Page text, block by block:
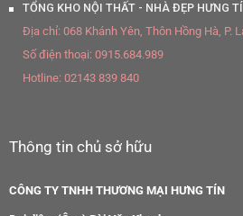
TỔNG KHO NỘI THẤT - NHÀ ĐẸP HƯNG
Địa chỉ: 068 Khánh Yên, Thôn Hồng Hà, P.
Số điện thoại: 0915.684.989
Hotline: 02143 839 840
Thông tin chủ sở hữu
CÔNG TY TNHH THƯƠNG MẠI HƯNG TÍN